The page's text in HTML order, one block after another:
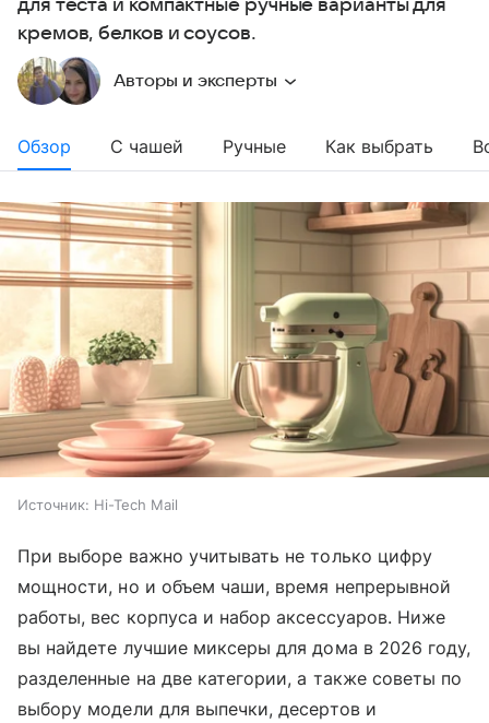
для теста и компактные ручные варианты для
кремов, белков и соусов.
Авторы и эксперты
Обзор С чашей Ручные Как выбрать
Источник: Hi-Tech Mail
При выборе важно учитывать не только цифру
мощности, но и объем чаши, время непрерывной
работы, вес корпуса и набор аксессуаров. Ниже
вы найдете лучшие миксеры для дома в 2026 году,
разделенные на две категории, а также советы по
выбору модели для выпечки, десертов и